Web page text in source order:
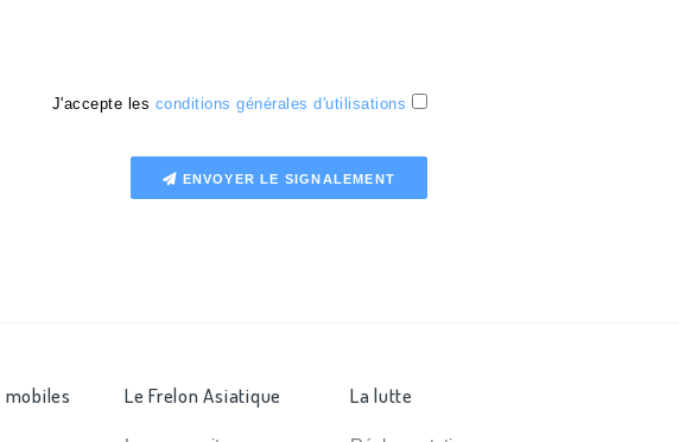
J'accepte les conditions générales d'utilisations
ENVOYER LE SIGNALEMENT
Le Frelon Asiatique La lutte